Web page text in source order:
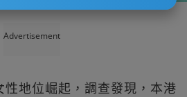
Advertisement
性地位崛起，調查發現，本港